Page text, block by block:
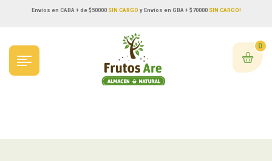
Envíos en CABA + de $50000SIN CARGO y Envíos en GBA + $70000 SIN CARGO!
0